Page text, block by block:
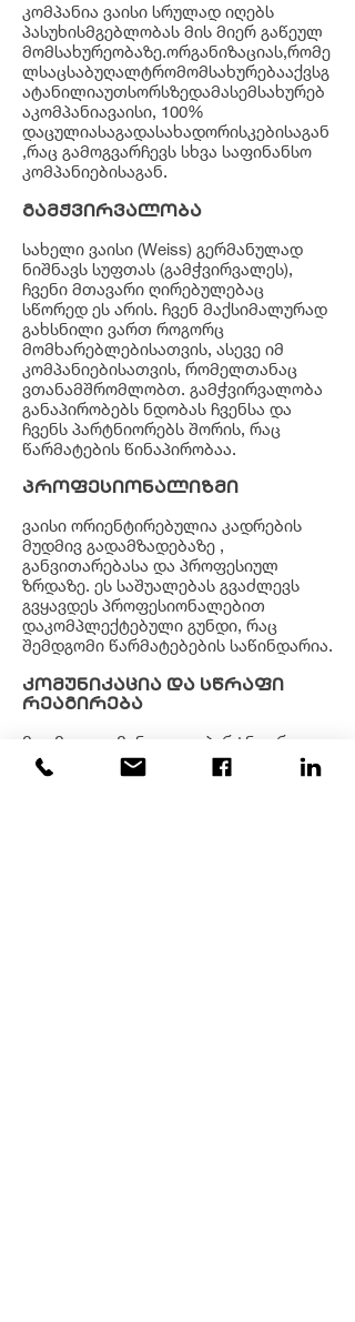
კომპანია ვაისი სრულად იღებს
პასუხისმგებლობას მის მიერ გაწეულ
მომსახურეობაზე.ორგანიზაციას,რომე
ლსაცსაბუღალტრომომსახურებააქვსგ
ატანილიაუთსორსზედამასემსახურებ
აკომპანიავაისი, 100%
დაცულიასაგადასახადორისკებისაგან
,რაც გამოგვარჩევს სხვა საფინანსო
კომპანიებისაგან.
გამჭვირვალობა
სახელი ვაისი (Weiss) გერმანულად
ნიშნავს სუფთას (გამჭვირვალეს),
ჩვენი მთავარი ღირებულებაც
სწორედ ეს არის. ჩვენ მაქსიმალურად
გახსნილი ვართ როგორც
მომხარებლებისათვის, ასევე იმ
კომპანიებისათვის, რომელთანაც
ვთანამშრომლობთ. გამჭვირვალობა
განაპირობებს ნდობას ჩვენსა და
ჩვენს პარტნიორებს შორის, რაც
წარმატების წინაპირობაა.
პროფესიონალიზმი
ვაისი ორიენტირებულია კადრების
მუდმივ გადამზადებაზე ,
განვითარებასა და პროფესიულ
ზრდაზე. ეს საშუალებას გვაძლევს
გვყავდეს პროფესიონალებით
დაკომპლექტებული გუნდი, რაც
შემდგომი წარმატებების საწინდარია.
კომუნიკაცია და სწრაფი
რეაგირება
მუდმივი კომუნიკაცია პარტნიორ
კომპანიებთან საშუალებას გვაძლევს
მოვახდინოთ სწრაფი რეაგირება